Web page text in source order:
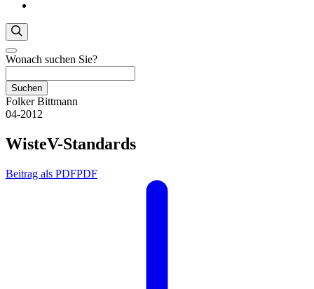
Wonach suchen Sie?
Suchen
Folker Bittmann
04-2012
WisteV-Standards
Beitrag als PDFPDF